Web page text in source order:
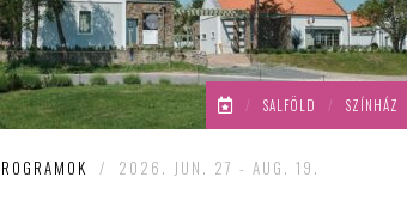
/ SALFÖLD / SZÍNHÁZ
/ 2026. JUN. 27 - AUG. 19.